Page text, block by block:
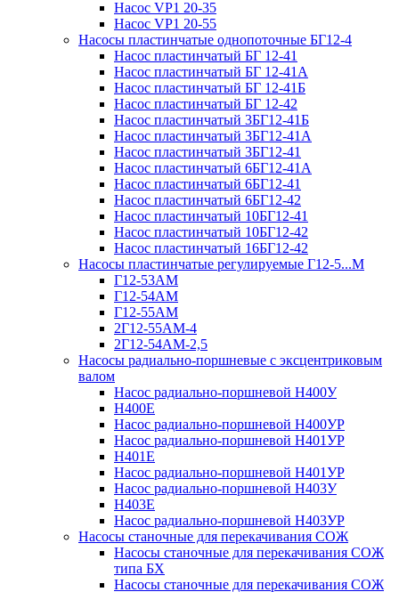
Насос VP1 20-35
Насос VP1 20-55
Насосы пластинчатые однопоточные БГ12-4
Насос пластинчатый БГ 12-41
Насос пластинчатый БГ 12-41А
Насос пластинчатый БГ 12-41Б
Насос пластинчатый БГ 12-42
Насос пластинчатый 3БГ12-41Б
Насос пластинчатый 3БГ12-41А
Насос пластинчатый 3БГ12-41
Насос пластинчатый 6БГ12-41А
Насос пластинчатый 6БГ12-41
Насос пластинчатый 6БГ12-42
Насос пластинчатый 10БГ12-41
Насос пластинчатый 10БГ12-42
Насос пластинчатый 16БГ12-42
Насосы пластинчатые регулируемые Г12-5...М
Г12-53АМ
Г12-54АМ
Г12-55АМ
2Г12-55АМ-4
2Г12-54АМ-2,5
Насосы радиально-поршневые с эксцентриковым
валом
Насос радиально-поршневой Н400У
Н400Е
Насос радиально-поршневой Н400УР
Насос радиально-поршневой Н401УР
Н401Е
Насос радиально-поршневой Н401УР
Насос радиально-поршневой Н403У
Н403Е
Насос радиально-поршневой Н403УР
Насосы станочные для перекачивания СОЖ
Насосы станочные для перекачивания СОЖ
типа БХ
Насосы станочные для перекачивания СОЖ